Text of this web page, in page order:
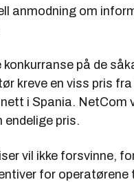
anmodning om
på de
kreve en viss pris
i Spania. NetCom
pris.
vil ikke forsvinne,
for operatørene